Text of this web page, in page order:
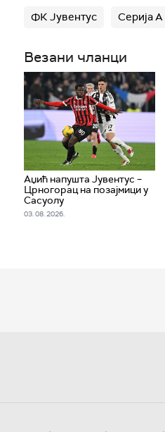
ФК Јувентус Серија А
Везани чланци
Аџић напушта Јувентус –
Црногорац на позајмици у
Сасуолу
03. 08. 2026.